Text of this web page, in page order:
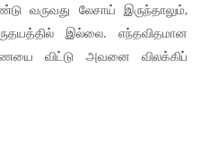
வருவது லேசாய் இருந்தாலும்,
இல்லை. எந்தவிதமான
விட்டு அவனை விலக்கிப்